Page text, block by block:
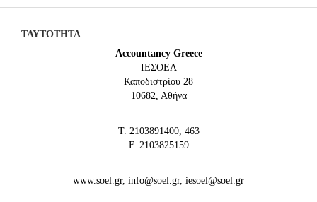
ΤΑΥΤΟΤΗΤΑ
Accountancy Greece
IEΣΟΕΛ
Καποδιστρίου 28
10682, Αθήνα
Τ. 2103891400, 463
F. 2103825159
www.soel.gr, info@soel.gr, iesoel@soel.gr